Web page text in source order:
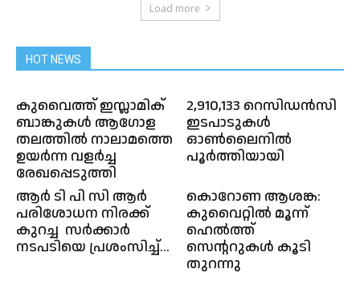
Load more
HOT NEWS
കുവൈത്ത് ഇസ്ലാമിക്
ബാങ്കുകൾ ആഗോള
തലത്തിൽ നാലാമത്തെ
ഉയർന്ന വളർച്ച
രേഖപ്പെടുത്തി
2,910,133 റെസിഡൻസി
ഇടപാടുകൾ
ഓൺലൈനിൽ
പൂർത്തിയായി
ആർ ടി പി സി ആർ
പരിശോധന നിരക്ക്
കുറച്ച സർക്കാർ
നടപടിയെ പ്രശംസിച്ച്...
കൊറോണ ആശങ്ക:
കുവൈറ്റിൽ മൂന്ന്
ഹെൽത്ത്
സെന്ററുകൾ കൂടി
തുറന്നു